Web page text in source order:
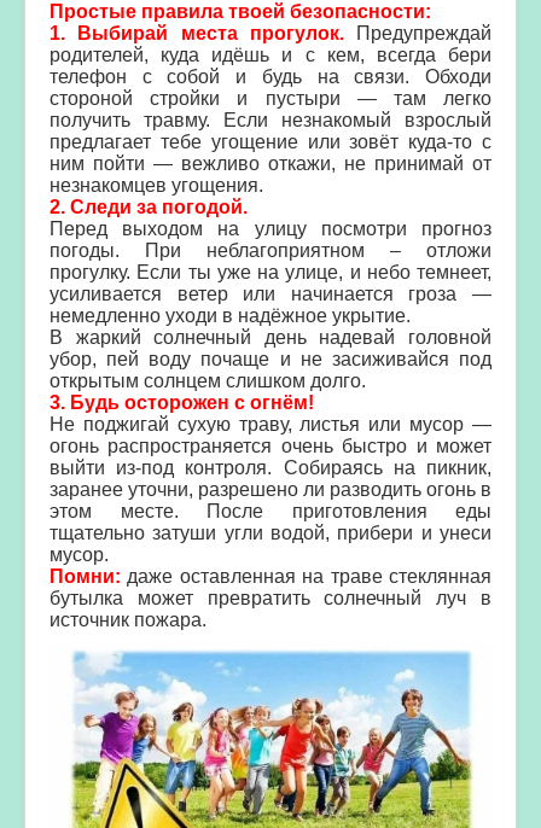
Простые правила твоей безопасности:
1. Выбирай места прогулок.
Предупреждай
родителей, куда идёшь и с кем, всегда бери
телефон с собой и будь на связи. Обходи
стороной стройки и пустыри — там легко
получить травму. Если незнакомый взрослый
предлагает тебе угощение или зовёт куда-то с
ним пойти — вежливо откажи, не принимай от
незнакомцев угощения.
2. Следи за погодой.
Перед выходом на улицу посмотри прогноз
погоды. При неблагоприятном – отложи
прогулку. Если ты уже на улице, и небо темнеет,
усиливается ветер или начинается гроза —
немедленно уходи в надёжное укрытие.
В жаркий солнечный день надевай головной
убор, пей воду почаще и не засиживайся под
открытым солнцем слишком долго.
3. Будь осторожен с огнём!
Не поджигай сухую траву, листья или мусор —
огонь распространяется очень быстро и может
выйти из-под контроля. Собираясь на пикник,
заранее уточни, разрешено ли разводить огонь в
этом месте. После приготовления еды
тщательно затуши угли водой, прибери и унеси
мусор.
Помни: даже оставленная на траве стеклянная
бутылка может превратить солнечный луч в
источник пожара.